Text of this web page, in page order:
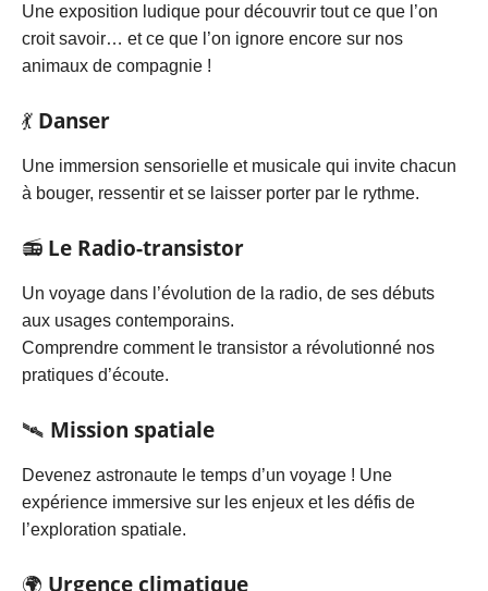
Une exposition ludique pour découvrir tout ce que l’on
croit savoir… et ce que l’on ignore encore sur nos
animaux de compagnie !
💃 Danser
Une immersion sensorielle et musicale qui invite chacun
à bouger, ressentir et se laisser porter par le rythme.
📻 Le Radio-transistor
Un voyage dans l’évolution de la radio, de ses débuts
aux usages contemporains.
Comprendre comment le transistor a révolutionné nos
pratiques d’écoute.
🛰️ Mission spatiale
Devenez astronaute le temps d’un voyage ! Une
expérience immersive sur les enjeux et les défis de
l’exploration spatiale.
🌍 Urgence climatique